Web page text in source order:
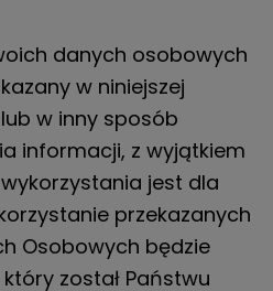
danych osobowych
w niniejszej
w inny sposób
informacji, z wyjątkiem
jest dla
przekazanych
Osobowych będzie
został Państwu